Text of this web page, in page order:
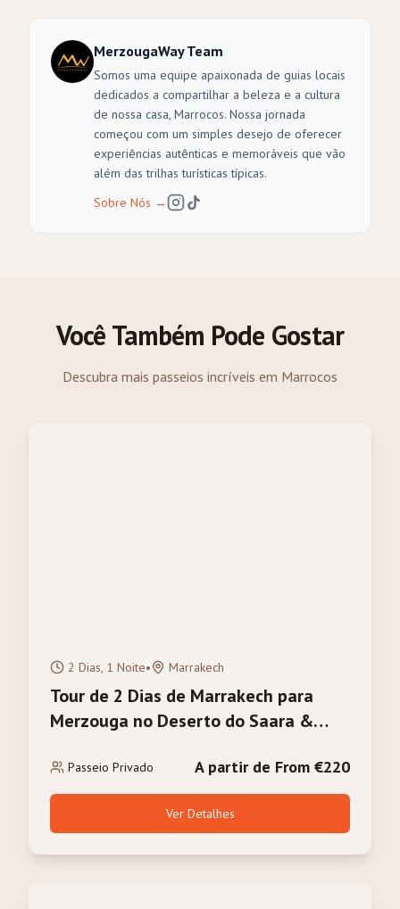
MerzougaWay Team
Somos uma equipe apaixonada de guias locais
dedicados a compartilhar a beleza e a cultura
de nossa casa, Marrocos. Nossa jornada
começou com um simples desejo de oferecer
experiências autênticas e memoráveis que vão
além das trilhas turísticas típicas.
Sobre Nós →
Você Também Pode Gostar
Descubra mais passeios incríveis em Marrocos
2 Dias, 1 Noite• Marrakech
Tour de 2 Dias de Marrakech para
Merzouga no Deserto do Saara &
Passeio Privado A partir de From €220
Ver Detalhes